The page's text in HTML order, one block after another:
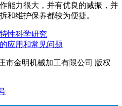
能力很大，并有优良的减振，并
和维护保养都较为便捷。
性科学研究
应用和常见问题
市金明机械加工有限公司 版权